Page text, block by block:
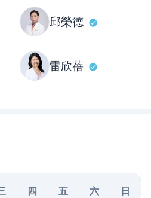
邱榮德
雷欣蓓
四 五 六 日